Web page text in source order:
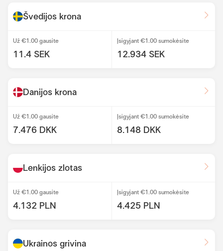
Švedijos krona
Už €1.00 gausite
11.4 SEK
Įsigyjant €1.00 sumokėsite
12.934 SEK
Danijos krona
Už €1.00 gausite
7.476 DKK
Įsigyjant €1.00 sumokėsite
8.148 DKK
Lenkijos zlotas
Už €1.00 gausite
4.132 PLN
Įsigyjant €1.00 sumokėsite
4.425 PLN
Ukrainos grivina